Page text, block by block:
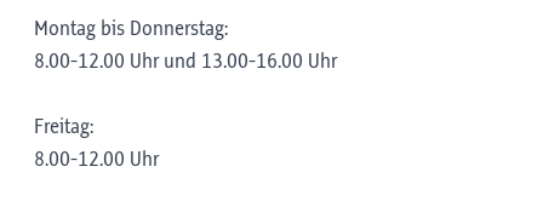
Montag bis Donnerstag:
8.00-12.00 Uhr und 13.00-16.00 Uhr
Freitag:
8.00-12.00 Uhr